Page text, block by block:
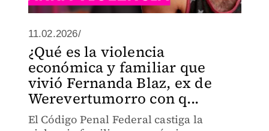
11.02.2026/
¿Qué es la violencia
económica y familiar que
vivió Fernanda Blaz, ex de
Werevertumorro con q...
El Código Penal Federal castiga la